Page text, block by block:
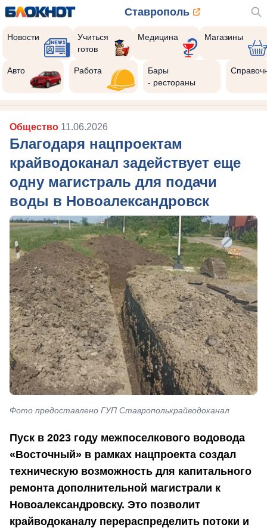
Ставрополь
Новости
Учиться
готов
Медицина Магазины
Авто Работа
Бары
- рестораны
Общество 11.06.2026
Благодаря нацпроектам
крайводоканал задействует еще
одну магистраль для подачи
воды в Новоалександровск
Фото предоставлено ГУП Ставрополькрайводоканал
Пуск в 2023 году межпоселкового водовода
«Восточный» в рамках нацпроекта создал
техническую возможность для капитального
ремонта дополнительной магистрали к
Новоалександровску. Это позволит
крайводоканалу перераспределить потоки и